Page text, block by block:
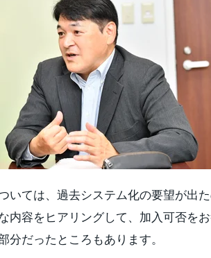
ついては、過去システム化の要望が出
内容をヒアリングして、加入可否を
分だったところもあります。